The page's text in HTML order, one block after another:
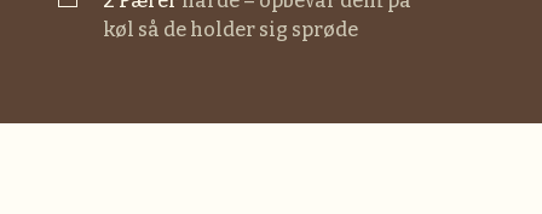
køl så de holder sig sprøde